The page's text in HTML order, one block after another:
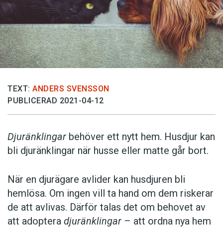
TEXT: ANDERS SVENSSON
PUBLICERAD 2021-04-12
Djuränklingar behöver ett nytt hem. Husdjur kan
bli djuränklingar när husse eller matte går bort.
När en djurägare avlider kan husdjuren bli
hemlösa. Om ingen vill ta hand om dem riskerar
de att avlivas. Därför talas det om behovet av
att adoptera djuränklingar – att ordna nya hem